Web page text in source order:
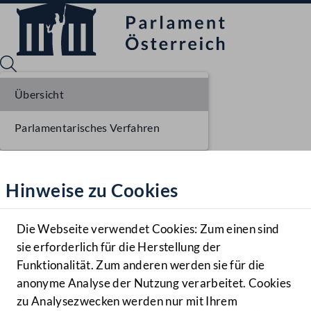
Hilfe
Benutzer
Navigationsmenü öffnen
MENÜ
Hinweise zu Cookies
Die Webseite verwendet Cookies: Zum einen sind
sie erforderlich für die Herstellung der
Funktionalität. Zum anderen werden sie für die
anonyme Analyse der Nutzung verarbeitet. Cookies
zu Analysezwecken werden nur mit Ihrem
Übersicht
Parlamentarisches Verfahren